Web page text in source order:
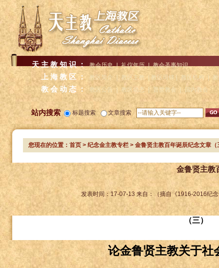
天主教知识： 教会历史 | 礼仪年历 | 教会圣事知识
上海教区： 教区简介 教区主教 | 教区司铎 | 教区机构
教会动态： 教区公告 教区动态 | 普世教会 国内教会
站内搜索 标题搜索 文章搜索
您现在的位置：首页 >纪念金主教专栏 > 金鲁贤主教百年诞辰纪念文章（
金鲁贤主教
发表时间：17-07-13 来自： （摘自《1916-2016纪
（三）
论金鲁贤主教关于社